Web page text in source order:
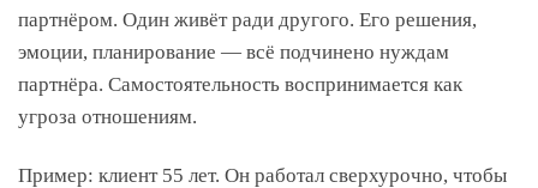
партнёром. Один живёт ради другого. Его решения,
эмоции, планирование — всё подчинено нуждам
партнёра. Самостоятельность воспринимается как
угроза отношениям.
Пример: клиент 55 лет. Он работал сверхурочно, чтобы